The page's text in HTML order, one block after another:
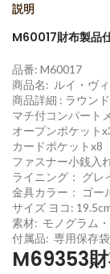
説明
M60017財布製品
品番: M60017
商品名: ルイ・ヴ
商品詳細 : ラウン
マチ付コンパート
オープンポケット
カードポケットx8
ファスナー小銭入
ライニング： グレ
金具カラー： ゴー
サイズ ヨコ:
素材: モノグラム
付属品: 専用保存袋
M69353財